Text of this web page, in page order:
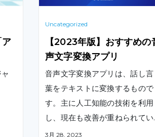
Uncategorized
【2023年版】おすすめの
声文字変換アプリ
音声文字変換アプリは、話し言
葉をテキストに変換するもので
す。主に人工知能の技術を利用
し、現在も改善が重ねられてい
ます。これらのアプリはいくつ
3月 28, 2023